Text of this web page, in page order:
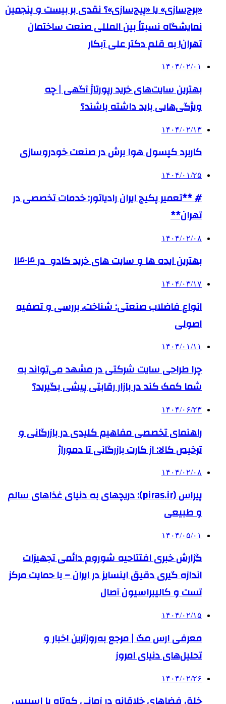
«برج‌سازی» یا «پیج‌سازی»؟ نقدی بر بیست و پنجمین
نمایشگاه نسبتاً بین المللی صنعت ساختمان
تهران! به قلم دکتر علی آبکار
۱۴۰۴/۰۲/۰۱
بهترین سایت‌های خرید رپورتاژ آگهی | چه
ویژگی‌هایی باید داشته باشند؟
۱۴۰۴/۰۲/۱۳
کاربرد کپسول هوا برش در صنعت خودروسازی
۱۴۰۴/۰۱/۲۵
# **تعمیر پکیج ایران رادیاتور: خدمات تخصصی در
تهران**
۱۴۰۴/۰۲/۰۸
بهترین ایده ها و سایت های خرید کادو در ۱۴۰۴
۱۴۰۴/۰۳/۱۷
انواع فاضلاب صنعتی: شناخت، بررسی و تصفیه
اصولی
۱۴۰۴/۰۱/۱۱
چرا طراحی سایت شرکتی در مشهد می‌تواند به
شما کمک کند در بازار رقابتی پیشی بگیرید؟
۱۴۰۴/۰۶/۲۳
راهنمای تخصصی مفاهیم کلیدی در بازرگانی و
ترخیص کالا: از کارت بازرگانی تا دموراژ
۱۴۰۴/۰۲/۰۸
پیراس (piras.ir): دریچهای به دنیای غذاهای سالم
و طبیعی
۱۴۰۴/۰۵/۰۱
گزارش خبری افتتاحیه شوروم دائمی تجهیزات
اندازه گیری دقیق اینسایز در ایران – با حمایت مرکز
تست و کالیبراسیون آصال
۱۴۰۴/۰۲/۱۵
معرفی ارس مگ | مرجع به‌روزترین اخبار و
تحلیل‌های دنیای امروز
۱۴۰۴/۰۲/۲۶